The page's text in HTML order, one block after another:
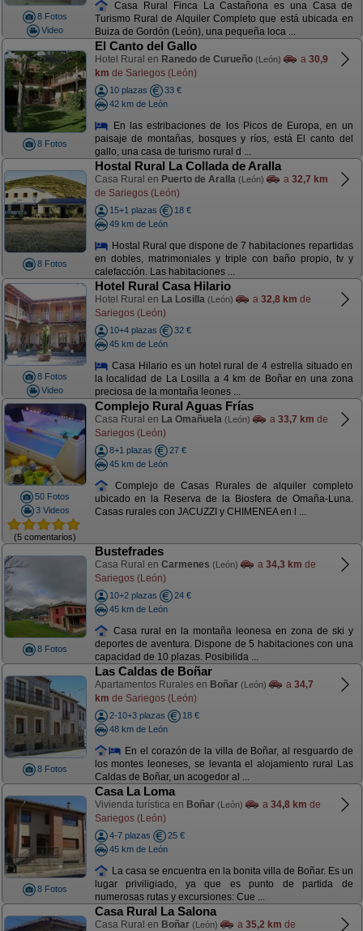
8 Fotos
Video
Casa Rural Finca La Castañona es una Casa de
Turismo Rural de Alquiler Completo que está ubicada en
Buiza de Gordón (León), una pequeña loca ...
8 Fotos
El Canto del Gallo
Hotel Rural en Ranedo de Curueño (León) a 30,9
km de Sariegos (León)
10 plazas
33 €
42 km de León
En las estribaciones de los Picos de Europa, en un
paisaje de montañas, bosques y ríos, está El canto del
gallo, una casa de turismo rural d ...
8 Fotos
Hostal Rural La Collada de Aralla
Casa Rural en Puerto de Aralla (León) a 32,7 km
de Sariegos (León)
15+1 plazas
18 €
49 km de León
Hostal Rural que dispone de 7 habitaciones repartidas
en dobles, matrimoniales y triple con baño propio, tv y
calefacción. Las habitaciones ...
8 Fotos
Video
Hotel Rural Casa Hilario
Hotel Rural en La Losilla (León) a 32,8 km de
Sariegos (León)
10+4 plazas
32 €
45 km de León
Casa Hilario es un hotel rural de 4 estrella situado en
la localidad de La Losilla a 4 km de Boñar en una zona
preciosa de la montaña leones ...
50 Fotos
3 Videos
(5 comentarios)
Complejo Rural Aguas Frías
Casa Rural en La Omañuela (León) a 33,7 km de
Sariegos (León)
8+1 plazas
27 €
45 km de León
Complejo de Casas Rurales de alquiler completo
ubicado en la Reserva de la Biosfera de Omaña-Luna.
Casas rurales con JACUZZI y CHIMENEA en l ...
8 Fotos
Bustefrades
Casa Rural en Carmenes (León) a 34,3 km de
Sariegos (León)
10+2 plazas
24 €
45 km de León
Casa rural en la montaña leonesa en zona de ski y
deportes de aventura. Dispone de 5 habitaciones con una
capacidad de 10 plazas. Posibilida ...
8 Fotos
Las Caldas de Boñar
Apartamentos Rurales en Boñar (León) a 34,7
km de Sariegos (León)
2-10+3 plazas
18 €
48 km de León
En el corazón de la villa de Boñar, al resguardo de
los montes leoneses, se levanta el alojamiento rural Las
Caldas de Boñar, un acogedor al ...
8 Fotos
Casa La Loma
Vivienda turística en Boñar (León) a 34,8 km de
Sariegos (León)
4-7 plazas
25 €
45 km de León
La casa se encuentra en la bonita villa de Boñar. Es un
lugar priviligiado, ya que es punto de partida de
numerosas rutas y excursiones: Cue ...
Casa Rural La Salona
Casa Rural en Boñar (León) a 35,2 km de